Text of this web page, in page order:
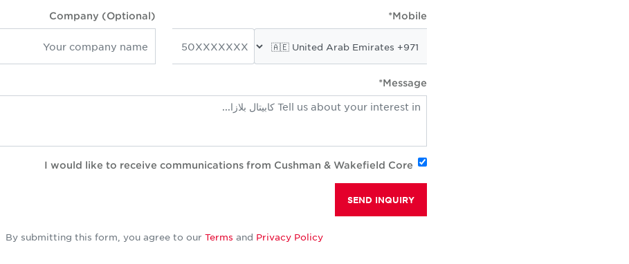
Mobile*
Company (Optional)
Message*
I would like to receive communications from Cushman & Wakefield Core
SEND INQUIRY
By submitting this form, you agree to our Terms and Privacy Policy